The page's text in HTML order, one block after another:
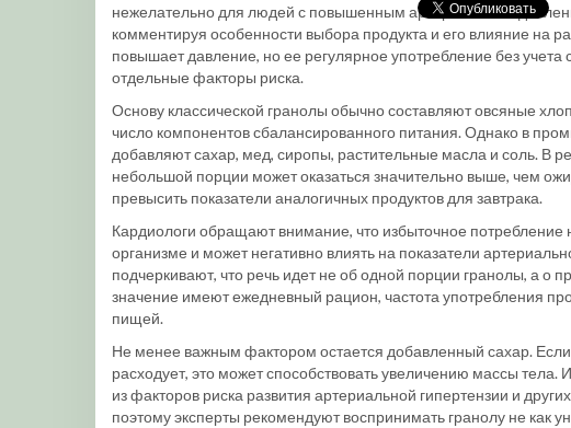
нежелательно для людей с повышенным артериальным
комментируя особенности выбора продукта и его влияние на
повышает давление, но ее регулярное употребление без
отдельные факторы риска.
Основу классической гранолы обычно составляют овсяные
число компонентов сбалансированного питания. Однако в
добавляют сахар, мед, сиропы, растительные масла и соль. В
небольшой порции может оказаться значительно выше, чем
превысить показатели аналогичных продуктов для завтрака.
Кардиологи обращают внимание, что избыточное потребление
организме и может негативно влиять на показатели
подчеркивают, что речь идет не об одной порции гранолы, а о
значение имеют ежедневный рацион, частота употребления
пищей.
Не менее важным фактором остается добавленный сахар.
расходует, это может способствовать увеличению массы
из факторов риска развития артериальной гипертензии и
поэтому эксперты рекомендуют воспринимать гранолу не как